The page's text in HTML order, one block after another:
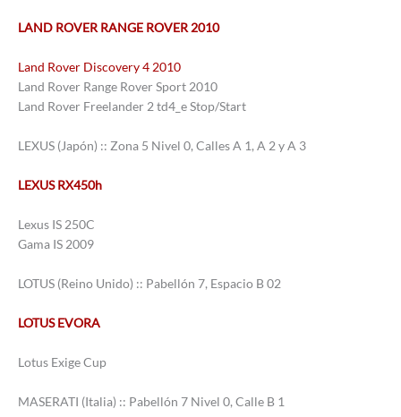
LAND ROVER RANGE ROVER 2010
Land Rover Discovery 4 2010
Land Rover Range Rover Sport 2010
Land Rover Freelander 2 td4_e Stop/Start
LEXUS (Japón) :: Zona 5 Nivel 0, Calles A 1, A 2 y A 3
LEXUS RX450h
Lexus IS 250C
Gama IS 2009
LOTUS (Reino Unido) :: Pabellón 7, Espacio B 02
LOTUS EVORA
Lotus Exige Cup
MASERATI (Italia) :: Pabellón 7 Nivel 0, Calle B 1